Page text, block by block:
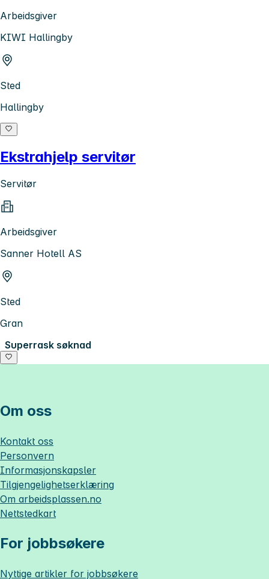
Arbeidsgiver
KIWI Hallingby
Sted
Hallingby
Ekstrahjelp servitør
Servitør
Arbeidsgiver
Sanner Hotell AS
Sted
Gran
Superrask søknad
Om oss
Kontakt oss
Personvern
Informasjonskapsler
Tilgjengelighetserklæring
Om arbeidsplassen.no
Nettstedkart
For jobbsøkere
Nyttige artikler for jobbsøkere